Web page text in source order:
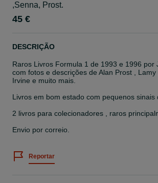
,Senna, Prost.
45 €
DESCRIÇÃO
Raros Livros Formula 1 de 1993 e 1996 por
com fotos e descrições de Alan Prost , Lamy
Irvine e muito mais.
Livros em bom estado com pequenos sinais
2 livros para colecionadores , raros
Envio por correio.
Reportar